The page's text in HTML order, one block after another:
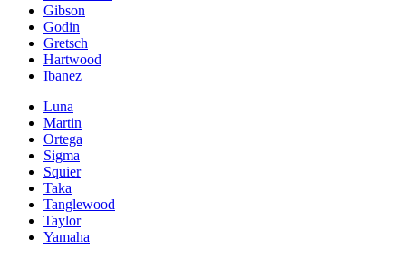
Gibson
Godin
Gretsch
Hartwood
Ibanez
Luna
Martin
Ortega
Sigma
Squier
Taka
Tanglewood
Taylor
Yamaha